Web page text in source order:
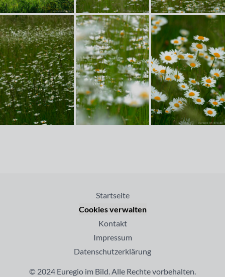
Startseite
Cookies verwalten
Kontakt
Impressum
Datenschutzerklärung
© 2024 Euregio im Bild. Alle Rechte vorbehalten.